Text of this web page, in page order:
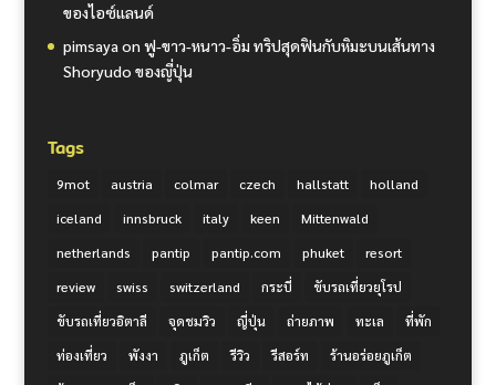
ของไอซ์แลนด์
pimsaya on ฟู-ขาว-หนาว-อิ่ม ทริปสุดฟินกับหิมะบนเส้นทาง
Shoryudo ของญี่ปุ่น
Tags
9mot austria colmar czech hallstatt
holland
iceland
innsbruck italy keen
Mittenwald
netherlands
pantip pantip.com phuket
resort
review
swiss switzerland กระบี่
ขับรถเที่ยวยุโรป
ขับรถเที่ยวอิตาลี
จุดชมวิว ญี่ปุ่น ถ่ายภาพ ทะเล
ที่พัก
ท่องเที่ยว
พังงา ภูเก็ต รีวิว รีสอร์ท
ร้านอร่อยภูเก็ต